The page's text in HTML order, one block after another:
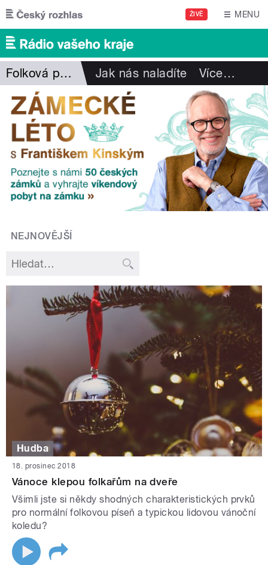
Přejít k hlavnímu obsahu
ŽIVĚ MENU
Folková pohlazení Jak nás naladíte Více…
NEJNOVĚJŠÍ
Hudba
18. prosinec 2018
Vánoce klepou folkařům na dveře
Všimli jste si někdy shodných charakteristických prvků
pro normální folkovou píseň a typickou lidovou vánoční
koledu?